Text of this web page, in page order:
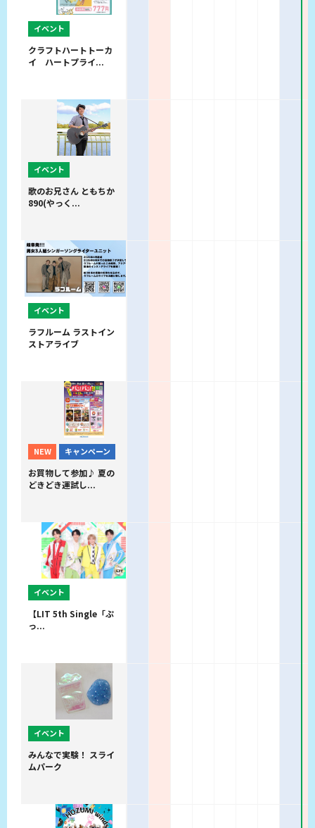
イベント
クラフトハートトーカ
イ ハートプライ...
イベント
歌のお兄さん ともちか
890(やっく...
イベント
ラフルーム ラストイン
ストアライブ
NEW キャンペーン
お買物して参加♪ 夏の
どきどき運試し...
イベント
【LIT 5th Single「ぷ
っ...
イベント
みんなで実験！ スライ
ムパーク